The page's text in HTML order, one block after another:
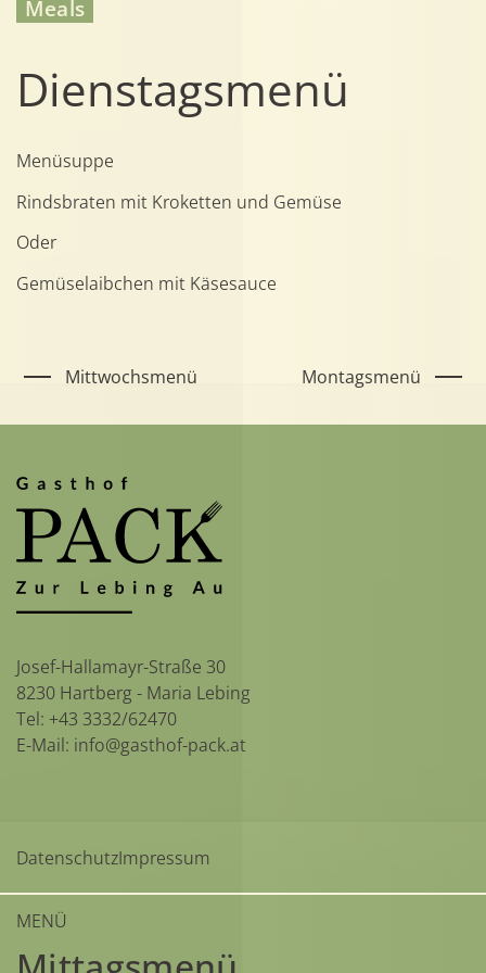
Meals
Dienstagsmenü
Menüsuppe
Rindsbraten mit Kroketten und Gemüse
Oder
Gemüselaibchen mit Käsesauce
Mittwochsmenü Montagsmenü
Josef-Hallamayr-Straße 30
8230 Hartberg - Maria Lebing
Tel: +43 3332/62470
E-Mail: info@gasthof-pack.at
DatenschutzImpressum
MENÜ